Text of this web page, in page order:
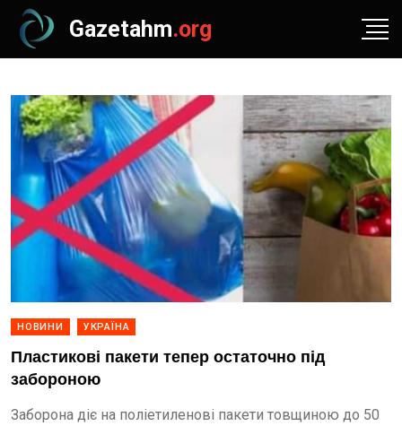
Gazetahm.org
НОВИНИ УКРАЇНА
Пластикові пакети тепер остаточно під
забороною
Заборона діє на поліетиленові пакети товщиною до 50